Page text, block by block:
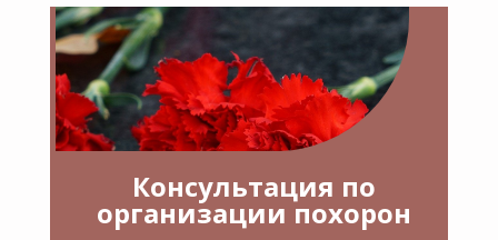
Консультация по
организации похорон